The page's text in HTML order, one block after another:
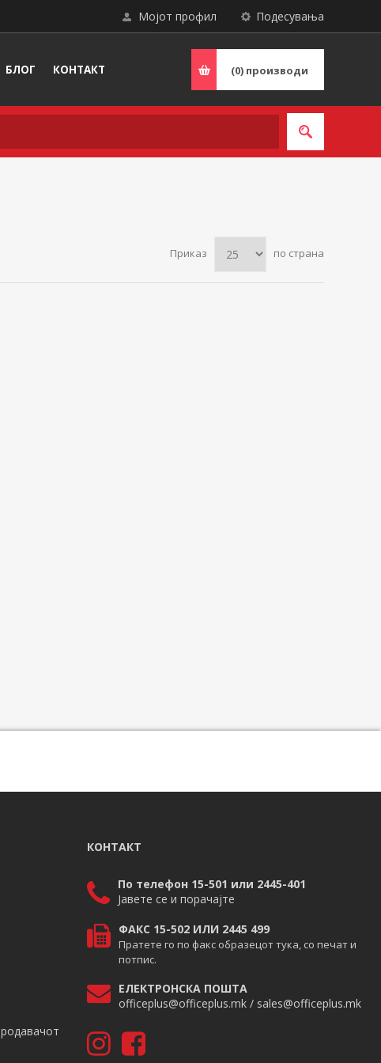
Подесувања
Мојот профил
БЛОГ КОНТАКТ (0) производи
Приказ по страна
КОНТАКТ
По телефон 15-501 или 2445-401
Јавете се и порачајте
ФАКС 15-502 ИЛИ 2445 499
Пратете го по факс образецот тука, со печат и
потпис.
ЕЛЕКТРОНСКА ПОШТА
officeplus@officeplus.mk / sales@officeplus.mk